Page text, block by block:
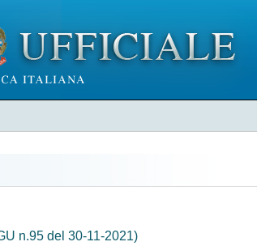
n.95 del 30-11-2021)